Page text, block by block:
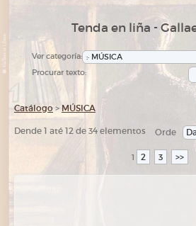
Tenda en liña -
Ver categoría:
Procurar texto:
Catálogo >MÚSICA
Dende 1 até 12 de 34 elementos Orde
1 2 3 >>